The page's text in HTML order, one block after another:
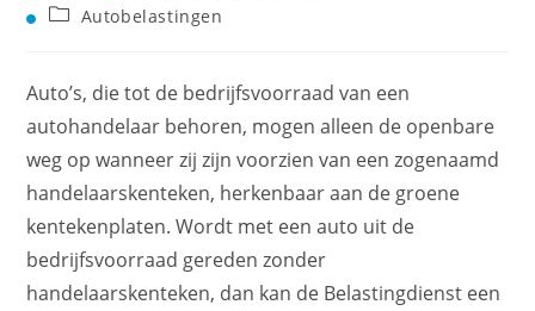
Autobelastingen
Auto’s, die tot de bedrijfsvoorraad van een
autohandelaar behoren, mogen alleen de openbare
weg op wanneer zij zijn voorzien van een zogenaamd
handelaarskenteken, herkenbaar aan de groene
kentekenplaten. Wordt met een auto uit de
bedrijfsvoorraad gereden zonder
handelaarskenteken, dan kan de Belastingdienst een